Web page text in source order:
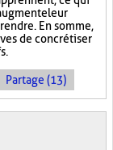
leur
En somme,
de concrétiser
Partage (13)